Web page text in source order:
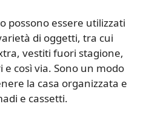
possono essere utilizzati
di oggetti, tra cui
vestiti fuori stagione,
così via. Sono un modo
la casa organizzata e
e cassetti.